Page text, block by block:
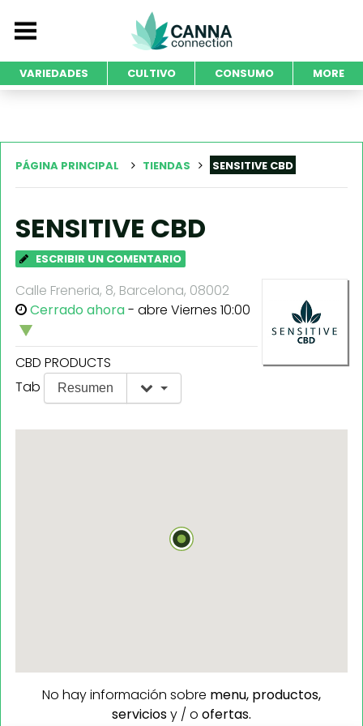
VARIEDADES CULTIVO CONSUMO MORE
PÁGINA PRINCIPAL TIENDAS SENSITIVE CBD
SENSITIVE CBD
ESCRIBIR UN COMENTARIO
Calle Freneria, 8, Barcelona, 08002
Cerrado ahora- abre Viernes 10:00
CBD PRODUCTS
Tab
Resumen
No hay información sobre menu, productos,
serviciosy / o ofertas.